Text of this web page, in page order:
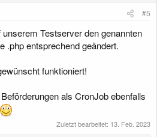
#5
Testserver den genannten
.php entsprechend geändert.
funktioniert!
als CronJob ebenfalls
Zuletzt bearbeitet: 13. Feb. 2023